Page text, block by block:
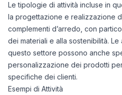
Le tipologie di attività incluse in
la progettazione e realizzazione
complementi d’arredo, con
dei materiali e alla sostenibilità.
questo settore possono anche
personalizzazione dei prodotti
specifiche dei clienti.
Esempi di Attività